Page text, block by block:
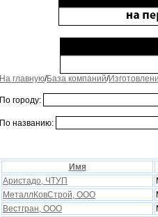
На главную/База компаний/
По городу:
По названию:
Имя
Аристадо, ЧТУП
МеталлКовСтрой, ООО
Вестгран, ООО